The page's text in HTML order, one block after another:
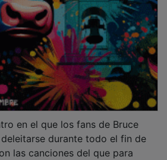
en el que los fans de Bruce
durante todo el fin de
las canciones del que para